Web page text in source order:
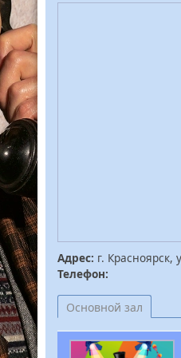
Адрес: г. Красноярск,
Телефон:
Основной зал